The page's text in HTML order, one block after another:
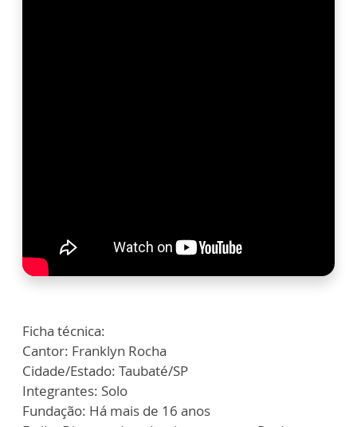
Ficha técnica:
Cantor: Franklyn Rocha
Cidade/Estado: Taubaté/SP
Integrantes: Solo
Fundação: Há mais de 16 anos